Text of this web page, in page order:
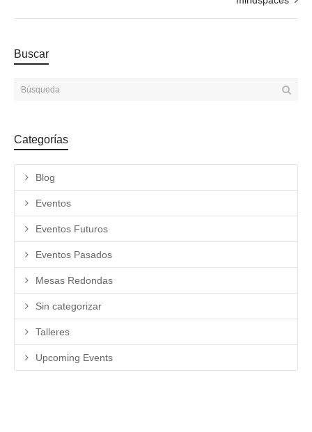
Buscar
Categorías
Blog
Eventos
Eventos Futuros
Eventos Pasados
Mesas Redondas
Sin categorizar
Talleres
Upcoming Events